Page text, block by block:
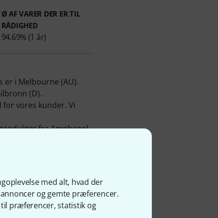
med alt, hvad der
og gemte præferencer.
til præferencer, statistik og
Ø AF VARER DER ER TIL
RÅDIGHED
94.69% (1 år)
er i Melbourne (AU).
(D).
vores kunder. Vi
fra Amphenol -
dermed yde vores